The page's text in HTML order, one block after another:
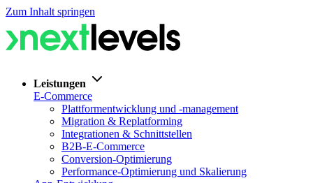
Zum Inhalt springen
Leistungen
E-Commerce
Plattformentwicklung und -management
Migration & Replatforming
Integrationen & Schnittstellen
B2B-E-Commerce
Conversion-Optimierung
Performance-Optimierung und Skalierung